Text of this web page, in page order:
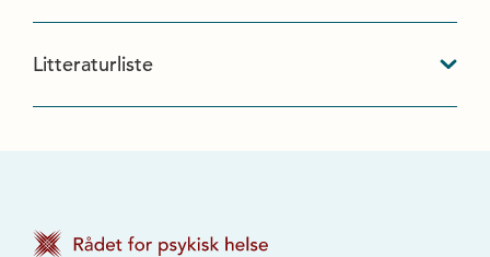
Litteraturliste